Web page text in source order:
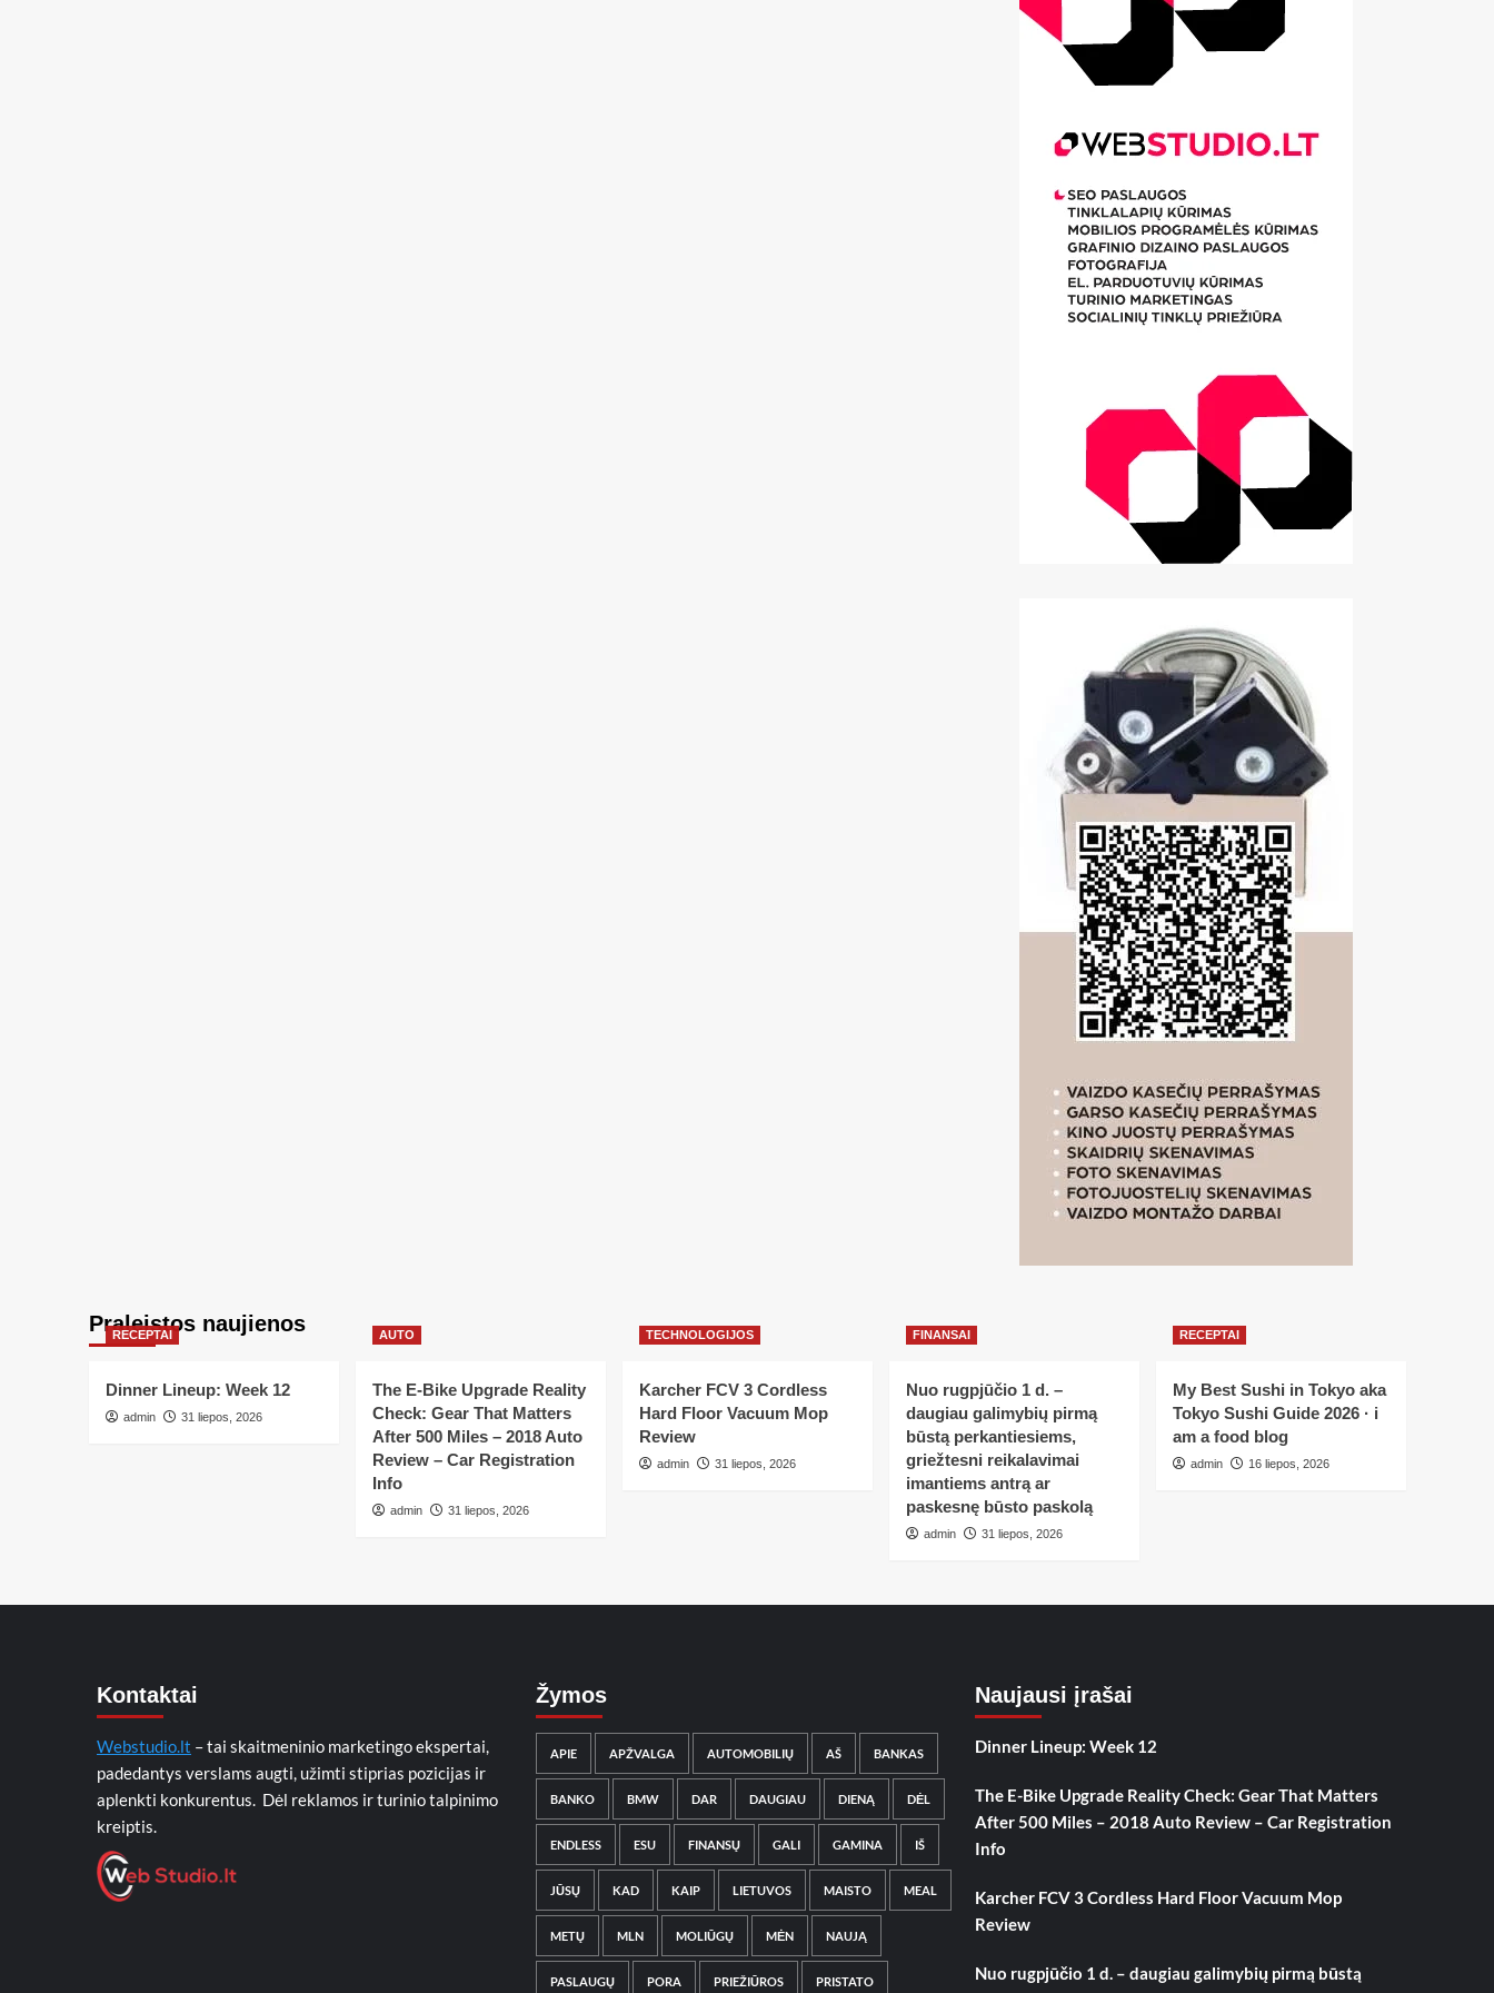
Praleistos naujienos
RECEPTAI
Dinner Lineup: Week 12
admin 31 liepos, 2026
AUTO
The E-Bike Upgrade Reality
Check: Gear That Matters
After 500 Miles – 2018 Auto
Review – Car Registration
Info
admin 31 liepos, 2026
TECHNOLOGIJOS
Karcher FCV 3 Cordless
Hard Floor Vacuum Mop
Review
admin 31 liepos, 2026
FINANSAI
Nuo rugpjūčio 1 d. –
daugiau galimybių pirmą
būstą perkantiesiems,
griežtesni reikalavimai
imantiems antrą ar
paskesnę būsto paskolą
admin 31 liepos, 2026
RECEPTAI
My Best Sushi in Tokyo aka
Tokyo Sushi Guide 2026 · i
am a food blog
admin 16 liepos, 2026
Kontaktai
Webstudio.lt – tai skaitmeninio marketingo ekspertai,
padedantys verslams augti, užimti stiprias pozicijas ir
aplenkti konkurentus. Dėl reklamos ir turinio talpinimo
kreiptis.
Žymos
APIE APŽVALGA AUTOMOBILIŲ AŠ BANKAS
BANKO BMW DAR DAUGIAU DIENĄ DĖL
ENDLESS ESU FINANSŲ GALI GAMINA IŠ
JŪSŲ KAD KAIP LIETUVOS MAISTO MEAL
METŲ MLN MOLIŪGŲ MĖN NAUJĄ
PASLAUGŲ PORA PRIEŽIŪROS PRISTATO
Naujausi įrašai
Dinner Lineup: Week 12
The E-Bike Upgrade Reality Check: Gear That Matters
After 500 Miles – 2018 Auto Review – Car Registration
Info
Karcher FCV 3 Cordless Hard Floor Vacuum Mop
Review
Nuo rugpjūčio 1 d. – daugiau galimybių pirmą būstą